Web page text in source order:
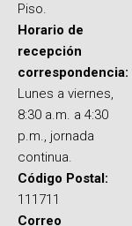
Piso.
Horario de
recepción
correspondencia:
Lunes a viernes,
8:30 a.m. a 4:30
p.m., jornada
continua.
Código Postal:
111711
Correo